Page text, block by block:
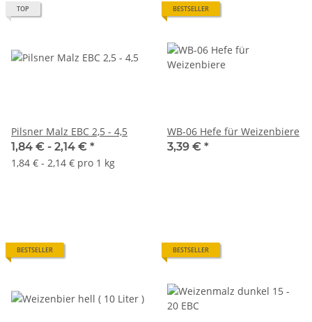
TOP
Pilsner Malz EBC 2,5 - 4,5
1,84 € - 2,14 € *
1,84 € - 2,14 € pro 1 kg
BESTSELLER
WB-06 Hefe für Weizenbiere
3,39 € *
BESTSELLER BESTSELLER